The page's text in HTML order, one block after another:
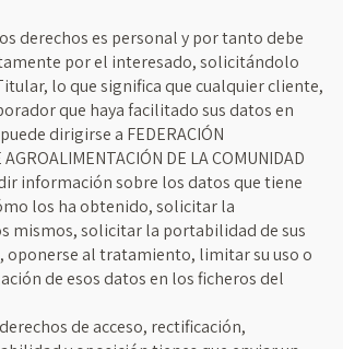
derechos es personal y por tanto debe
por el interesado, solicitándolo
lo que significa que cualquier cliente,
que haya facilitado sus datos en
dirigirse a FEDERACIÓN
DE LA COMUNIDAD
información sobre los datos que tiene
los ha obtenido, solicitar la
mismos, solicitar la portabilidad de sus
oponerse al tratamiento, limitar su uso o
de esos datos en los ficheros del
de acceso, rectificación,